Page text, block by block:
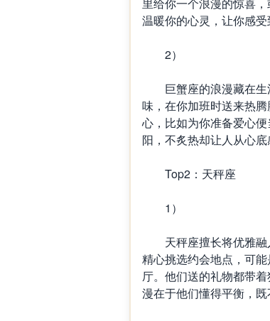
温暖你的心灵，让你感受
2）
巨蟹座的浪漫藏在生
味，在你加班时送来热
心，比如为你准备爱心
阳，不炙热却让人从心底
Top2：天秤座
1）
天秤座擅长将优雅融
精心挑选约会地点，可
厅。他们送的礼物都带
漫在于他们懂得平衡，